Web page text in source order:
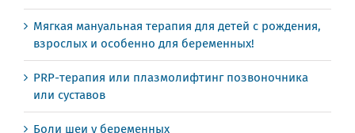
Мягкая мануальная терапия для детей с рождения,
взрослых и особенно для беременных!
PRP-терапия или плазмолифтинг позвоночника
или суставов
Боли шеи у беременных